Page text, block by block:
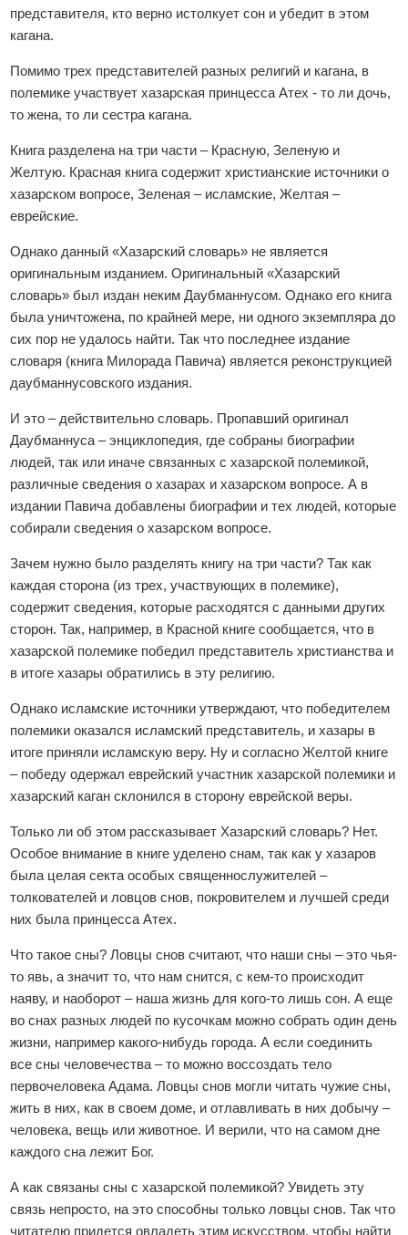
представителя, кто верно истолкует сон и убедит в этом
кагана.
Помимо трех представителей разных религий и кагана, в
полемике участвует хазарская принцесса Атех - то ли дочь,
то жена, то ли сестра кагана.
Книга разделена на три части – Красную, Зеленую и
Желтую. Красная книга содержит христианские источники о
хазарском вопросе, Зеленая – исламские, Желтая –
еврейские.
Однако данный «Хазарский словарь» не является
оригинальным изданием. Оригинальный «Хазарский
словарь» был издан неким Даубманнусом. Однако его книга
была уничтожена, по крайней мере, ни одного экземпляра до
сих пор не удалось найти. Так что последнее издание
словаря (книга Милорада Павича) является реконструкцией
даубманнусовского издания.
И это – действительно словарь. Пропавший оригинал
Даубманнуса – энциклопедия, где собраны биографии
людей, так или иначе связанных с хазарской полемикой,
различные сведения о хазарах и хазарском вопросе. А в
издании Павича добавлены биографии и тех людей, которые
собирали сведения о хазарском вопросе.
Зачем нужно было разделять книгу на три части? Так как
каждая сторона (из трех, участвующих в полемике),
содержит сведения, которые расходятся с данными других
сторон. Так, например, в Красной книге сообщается, что в
хазарской полемике победил представитель христианства и
в итоге хазары обратились в эту религию.
Однако исламские источники утверждают, что победителем
полемики оказался исламский представитель, и хазары в
итоге приняли исламскую веру. Ну и согласно Желтой книге
– победу одержал еврейский участник хазарской полемики и
хазарский каган склонился в сторону еврейской веры.
Только ли об этом рассказывает Хазарский словарь? Нет.
Особое внимание в книге уделено снам, так как у хазаров
была целая секта особых священнослужителей –
толкователей и ловцов снов, покровителем и лучшей среди
них была принцесса Атех.
Что такое сны? Ловцы снов считают, что наши сны – это чья-
то явь, а значит то, что нам снится, с кем-то происходит
наяву, и наоборот – наша жизнь для кого-то лишь сон. А еще
во снах разных людей по кусочкам можно собрать один день
жизни, например какого-нибудь города. А если соединить
все сны человечества – то можно воссоздать тело
первочеловека Адама. Ловцы снов могли читать чужие сны,
жить в них, как в своем доме, и отлавливать в них добычу –
человека, вещь или животное. И верили, что на самом дне
каждого сна лежит Бог.
А как связаны сны с хазарской полемикой? Увидеть эту
связь непросто, на это способны только ловцы снов. Так что
читателю придется овладеть этим искусством, чтобы найти